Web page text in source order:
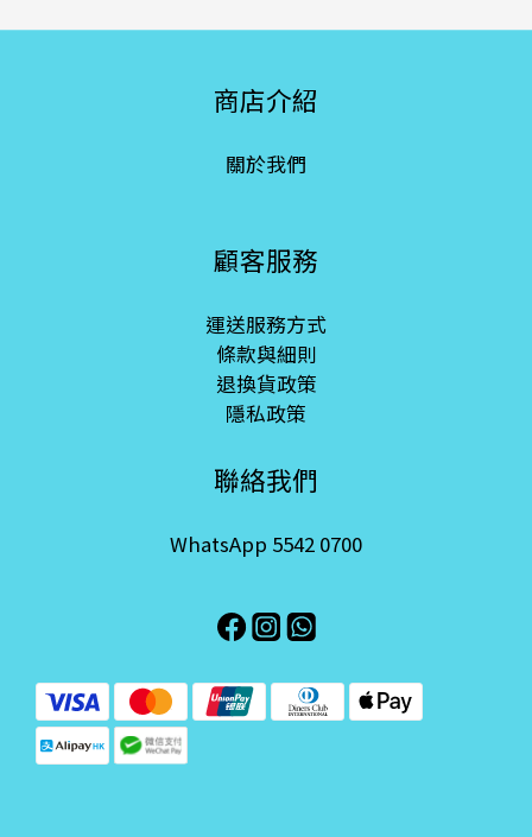
商店介紹
關於我們
顧客服務
運送服務方式
條款與細則
退換貨政策
隱私政策
聯絡我們
WhatsApp 5542 0700